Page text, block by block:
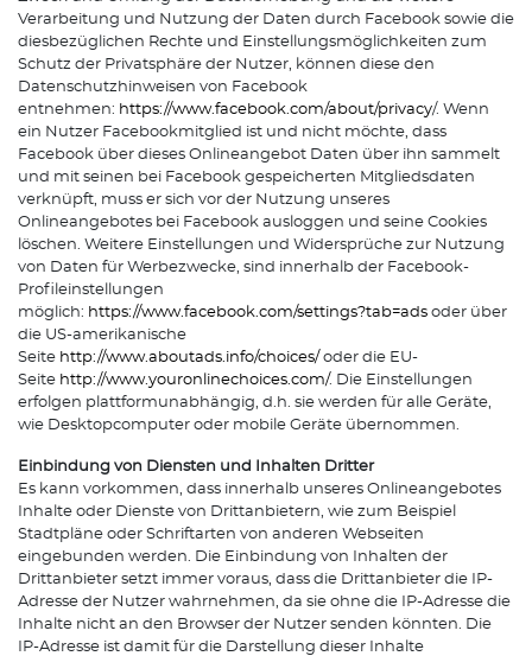
Verarbeitung und Nutzung der Daten durch Facebook sowie die
diesbezüglichen Rechte und Einstellungsmöglichkeiten zum
Schutz der Privatsphäre der Nutzer, können diese den
Datenschutzhinweisen von Facebook
entnehmen: https://www.facebook.com/about/privacy/. Wenn
ein Nutzer Facebookmitglied ist und nicht möchte, dass
Facebook über dieses Onlineangebot Daten über ihn sammelt
und mit seinen bei Facebook gespeicherten Mitgliedsdaten
verknüpft, muss er sich vor der Nutzung unseres
Onlineangebotes bei Facebook ausloggen und seine Cookies
löschen. Weitere Einstellungen und Widersprüche zur Nutzung
von Daten für Werbezwecke, sind innerhalb der Facebook-
Profileinstellungen
möglich: https://www.facebook.com/settings?tab=ads oder über
die US-amerikanische
Seite http://www.aboutads.info/choices/ oder die EU-
Seite http://www.youronlinechoices.com/. Die Einstellungen
erfolgen plattformunabhängig, d.h. sie werden für alle Geräte,
wie Desktopcomputer oder mobile Geräte übernommen.
Einbindung von Diensten und Inhalten Dritter
Es kann vorkommen, dass innerhalb unseres Onlineangebotes
Inhalte oder Dienste von Drittanbietern, wie zum Beispiel
Stadtpläne oder Schriftarten von anderen Webseiten
eingebunden werden. Die Einbindung von Inhalten der
Drittanbieter setzt immer voraus, dass die Drittanbieter die IP-
Adresse der Nutzer wahrnehmen, da sie ohne die IP-Adresse die
Inhalte nicht an den Browser der Nutzer senden könnten. Die
IP-Adresse ist damit für die Darstellung dieser Inhalte